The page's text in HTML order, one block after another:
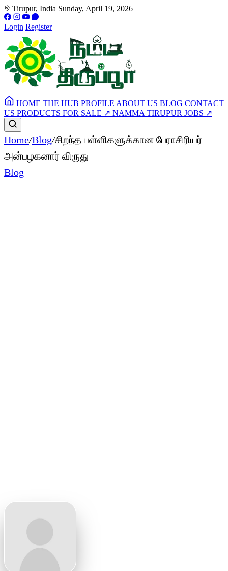
Tirupur, India Sunday, April 19, 2026
Login Register
HOME THE HUB PROFILE ABOUT US BLOG CONTACT
US PRODUCTS FOR SALE ↗ NAMMA TIRUPUR JOBS ↗
Home/Blog/சிறந்த பள்ளிகளுக்கான பேராசிரியர்
அன்பழகனார் விருது
Blog